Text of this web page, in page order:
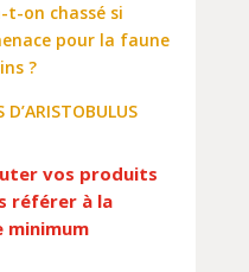
t-on chassé si
pour la faune
?
D’ARISTOBULUS
vos produits
référer à la
minimum